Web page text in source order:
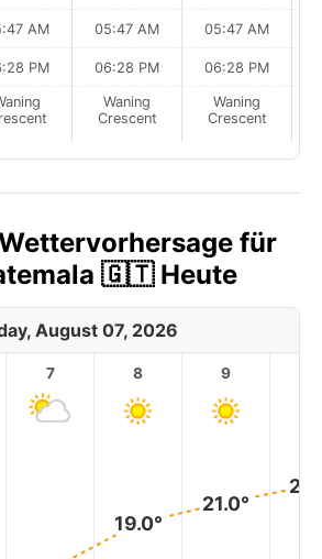
AM
PM
05:47 AM
06:28 PM
Waning
Crescent
05:47 AM
06:28 PM
Waning
Crescent
für
🇬🇹 Heute
August 07, 2026
7 8
19.0°
9
21.0°